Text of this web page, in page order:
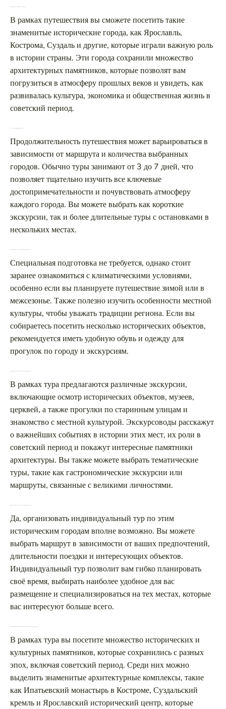
В рамках путешествия вы сможете посетить такие
знаменитые исторические города, как Ярославль,
Кострома, Суздаль и другие, которые играли важную роль
в истории страны. Эти города сохранили множество
архитектурных памятников, которые позволят вам
погрузиться в атмосферу прошлых веков и увидеть, как
развивалась культура, экономика и общественная жизнь в
советский период.
Продолжительность путешествия может варьироваться в
зависимости от маршрута и количества выбранных
городов. Обычно туры занимают от 3 до 7 дней, что
позволяет тщательно изучить все ключевые
достопримечательности и почувствовать атмосферу
каждого города. Вы можете выбрать как короткие
экскурсии, так и более длительные туры с остановками в
нескольких местах.
Специальная подготовка не требуется, однако стоит
заранее ознакомиться с климатическими условиями,
особенно если вы планируете путешествие зимой или в
межсезонье. Также полезно изучить особенности местной
культуры, чтобы уважать традиции региона. Если вы
собираетесь посетить несколько исторических объектов,
рекомендуется иметь удобную обувь и одежду для
прогулок по городу и экскурсиям.
В рамках тура предлагаются различные экскурсии,
включающие осмотр исторических объектов, музеев,
церквей, а также прогулки по старинным улицам и
знакомство с местной культурой. Экскурсоводы расскажут
о важнейших событиях в истории этих мест, их роли в
советский период и покажут интересные памятники
архитектуры. Вы также можете выбрать тематические
туры, такие как гастрономические экскурсии или
маршруты, связанные с великими личностями.
Да, организовать индивидуальный тур по этим
историческим городам вполне возможно. Вы можете
выбрать маршрут в зависимости от ваших предпочтений,
длительности поездки и интересующих объектов.
Индивидуальный тур позволит вам гибко планировать
своё время, выбирать наиболее удобное для вас
размещение и специализироваться на тех местах, которые
вас интересуют больше всего.
В рамках тура вы посетите множество исторических и
культурных памятников, которые сохранились с разных
эпох, включая советский период. Среди них можно
выделить знаменитые архитектурные комплексы, такие
как Ипатьевский монастырь в Костроме, Суздальский
кремль и Ярославский исторический центр, которые